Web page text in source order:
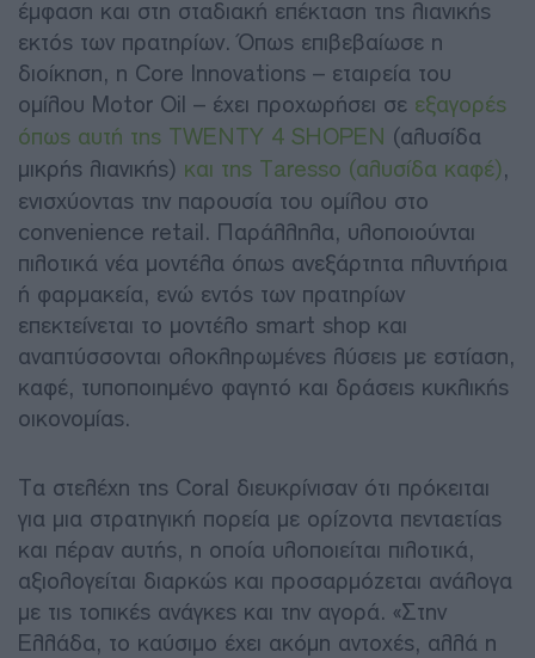
έμφαση και στη σταδιακή επέκταση της λιανικής
εκτός των πρατηρίων. Όπως επιβεβαίωσε η
διοίκηση, η Core Innovations – εταιρεία του
ομίλου Motor Oil – έχει προχωρήσει σε εξαγορές
όπως αυτή της TWENTY 4 SHOPEN (αλυσίδα
μικρής λιανικής) και της Taresso (αλυσίδα καφέ),
ενισχύοντας την παρουσία του ομίλου στο
convenience retail. Παράλληλα, υλοποιούνται
πιλοτικά νέα μοντέλα όπως ανεξάρτητα πλυντήρια
ή φαρμακεία, ενώ εντός των πρατηρίων
επεκτείνεται το μοντέλο smart shop και
αναπτύσσονται ολοκληρωμένες λύσεις με εστίαση,
καφέ, τυποποιημένο φαγητό και δράσεις κυκλικής
οικονομίας.
Τα στελέχη της Coral διευκρίνισαν ότι πρόκειται
για μια στρατηγική πορεία με ορίζοντα πενταετίας
και πέραν αυτής, η οποία υλοποιείται πιλοτικά,
αξιολογείται διαρκώς και προσαρμόζεται ανάλογα
με τις τοπικές ανάγκες και την αγορά. «Στην
Ελλάδα, το καύσιμο έχει ακόμη αντοχές, αλλά η